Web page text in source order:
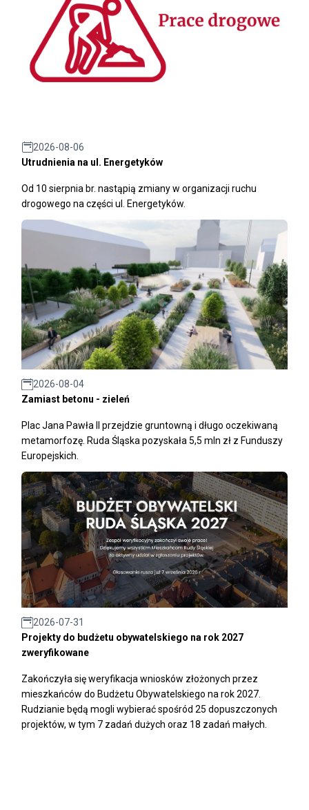
2026-08-06
Utrudnienia na ul. Energetyków
Od 10 sierpnia br. nastąpią zmiany w organizacji ruchu
drogowego na części ul. Energetyków.
2026-08-04
Zamiast betonu - zieleń
Plac Jana Pawła II przejdzie gruntowną i długo oczekiwaną
metamorfozę. Ruda Śląska pozyskała 5,5 mln zł z Funduszy
Europejskich.
2026-07-31
Projekty do budżetu obywatelskiego na rok 2027
zweryfikowane
Zakończyła się weryfikacja wniosków złożonych przez
mieszkańców do Budżetu Obywatelskiego na rok 2027.
Rudzianie będą mogli wybierać spośród 25 dopuszczonych
projektów, w tym 7 zadań dużych oraz 18 zadań małych.